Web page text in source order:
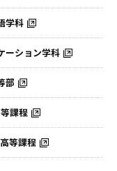
学科
ーション学科
部
課程
等課程